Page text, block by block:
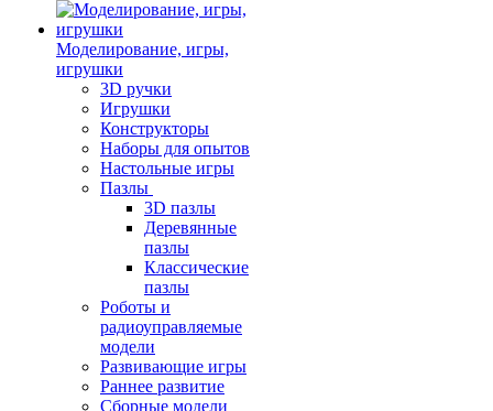
Моделирование, игры,
игрушки
3D ручки
Игрушки
Конструкторы
Наборы для опытов
Настольные игры
Пазлы
3D пазлы
Деревянные
пазлы
Классические
пазлы
Роботы и
радиоуправляемые
модели
Развивающие игры
Раннее развитие
Сборные модели